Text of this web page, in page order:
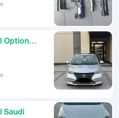
Option
Saudi